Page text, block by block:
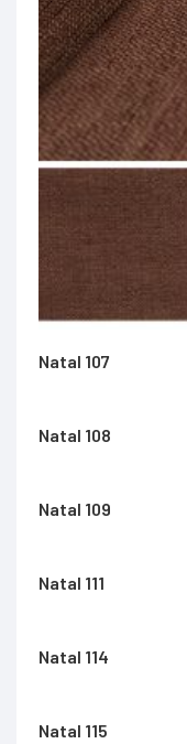
Natal 107
Natal 108
Natal 109
Natal 111
Natal 114
Natal 115